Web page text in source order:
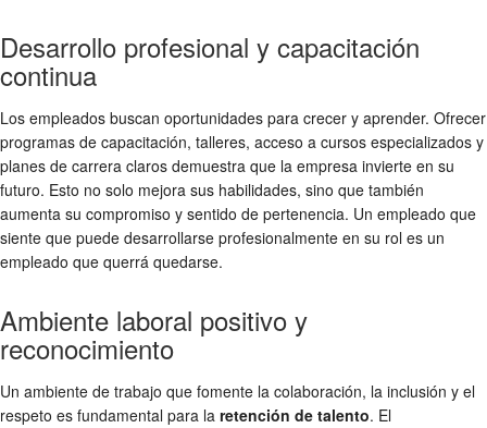
Desarrollo profesional y capacitación
continua
Los empleados buscan oportunidades para crecer y aprender. Ofrecer
programas de capacitación, talleres, acceso a cursos especializados y
planes de carrera claros demuestra que la empresa invierte en su
futuro. Esto no solo mejora sus habilidades, sino que también
aumenta su compromiso y sentido de pertenencia. Un empleado que
siente que puede desarrollarse profesionalmente en su rol es un
empleado que querrá quedarse.
Ambiente laboral positivo y
reconocimiento
Un ambiente de trabajo que fomente la colaboración, la inclusión y el
respeto es fundamental para la retención de talento. El